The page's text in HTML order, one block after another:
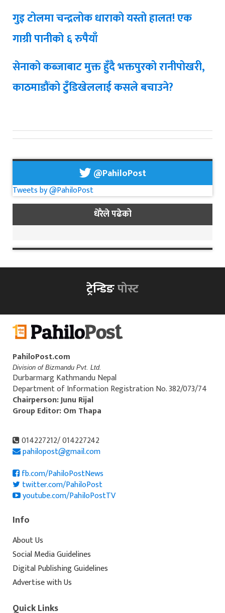
गुइ टोलमा चन्द्रलोक धाराको यस्तो हालत! एक
गाग्री पानीको ६ रुपैयाँ
सेनाको कब्जाबाट मुक्त हुँदै भक्तपुरको रानीपोखरी,
काठमाडौंको टुँडिखेललाई कसले बचाउने?
@PahiloPost
Tweets by @PahiloPost
धेरैले पढेको
ट्रेन्डिङपोस्ट
PahiloPost.com
Division of Bizmandu Pvt. Ltd.
Durbarmarg Kathmandu Nepal
Department of Information Registration No. 382/073/74
Chairperson: Junu Rijal
Group Editor: Om Thapa
014227212/ 014227242
pahilopost@gmail.com
fb.com/PahiloPostNews
twitter.com/PahiloPost
youtube.com/PahiloPostTV
Info
About Us
Social Media Guidelines
Digital Publishing Guidelines
Advertise with Us
Quick Links